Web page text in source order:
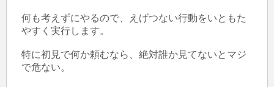
何も考えずにやるので、えげつない行動をいともた
やすく実行します。
特に初見で何か頼むなら、絶対誰か見てないとマジ
で危ない。